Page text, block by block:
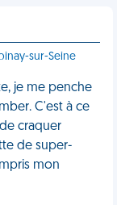
sur-Seine
je me penche
C'est à ce
craquer
de super-
mon